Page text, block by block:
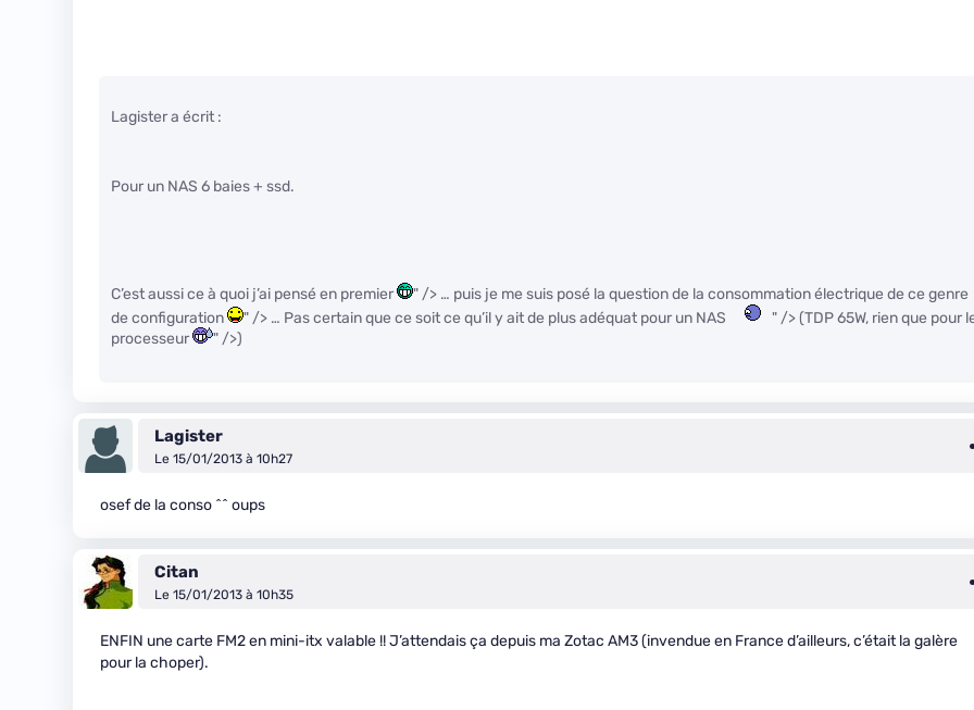
Lagister a écrit :
Pour un NAS 6 baies + ssd.
C’est aussi ce à quoi j’ai pensé en premier
" /> … puis je me suis posé la question de la consommation électrique de ce genre
de configuration
" /> … Pas certain que ce soit ce qu’il y ait de plus adéquat pour un NAS
" /> (TDP 65W, rien que pour
processeur
" />)
Lagister
Le 15/01/2013 à 10h27
osef de la conso ^^ oups
Citan
Le 15/01/2013 à 10h35
ENFIN une carte FM2 en mini-itx valable !! J’attendais ça depuis ma Zotac AM3 (invendue en France d’ailleurs, c’était la galère
pour la choper).